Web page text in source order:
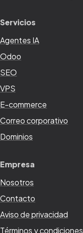
Servicios
Agentes IA
Odoo
SEO
VPS
E-commerce
Correo corporativo
Dominios
Empresa
Nosotros
Contacto
Aviso de privacidad
Términos y condiciones